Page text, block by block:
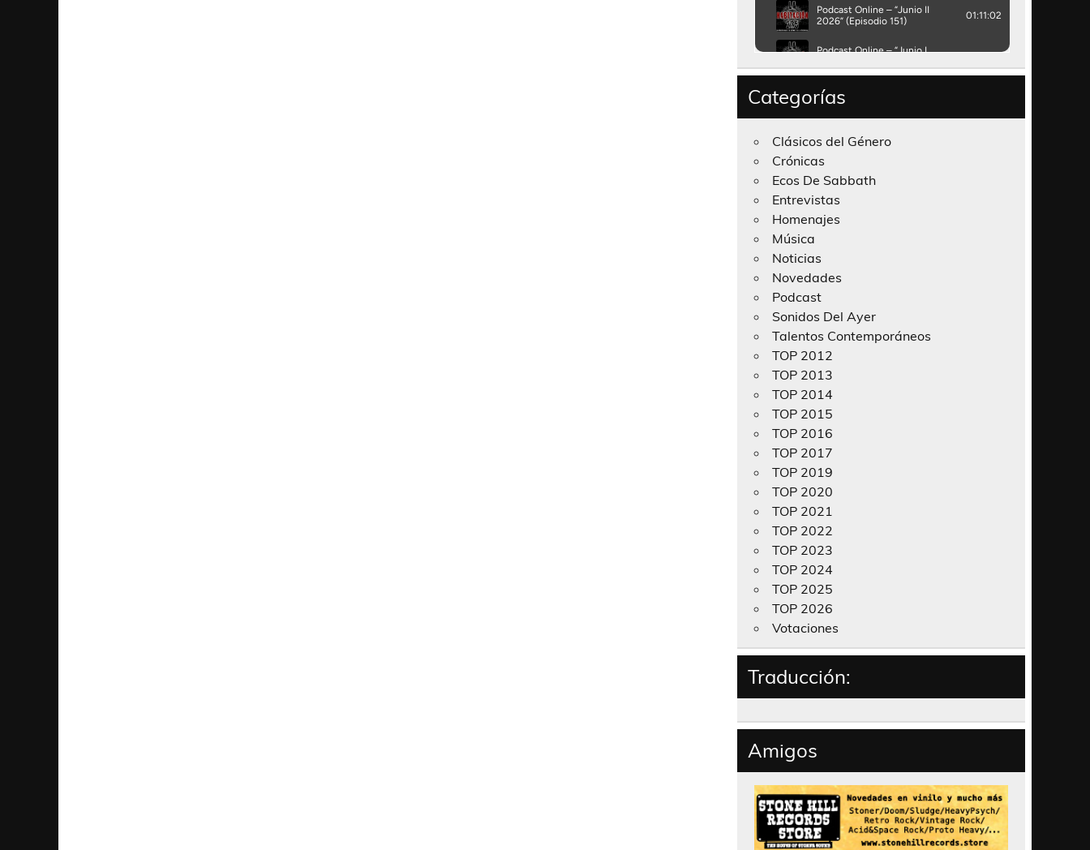
Categorías
Clásicos del Género
Crónicas
Ecos De Sabbath
Entrevistas
Homenajes
Música
Noticias
Novedades
Podcast
Sonidos Del Ayer
Talentos Contemporáneos
TOP 2012
TOP 2013
TOP 2014
TOP 2015
TOP 2016
TOP 2017
TOP 2019
TOP 2020
TOP 2021
TOP 2022
TOP 2023
TOP 2024
TOP 2025
TOP 2026
Votaciones
Traducción:
Amigos